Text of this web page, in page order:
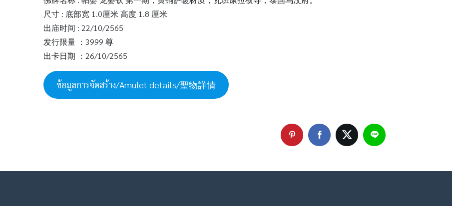
尺寸 : 底部宽 1.0厘米 高度 1.8 厘米
出庙时间 : 22/10/2565
发行限量 ：3999 尊
出卡日期 ：26/10/2565
ข้อมูลการจัดสร้าง/Amulet details/聖物詳情